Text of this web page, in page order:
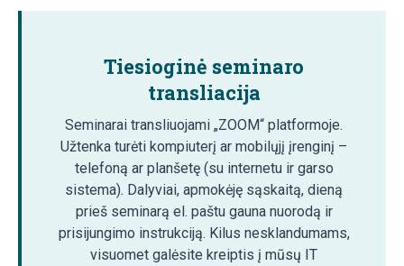
Tiesioginė seminaro
transliacija
Seminarai transliuojami „ZOOM“ platformoje.
Užtenka turėti kompiuterį ar mobilųjį įrenginį –
telefoną ar planšetę (su internetu ir garso
sistema). Dalyviai, apmokėję sąskaitą, dieną
prieš seminarą el. paštu gauna nuorodą ir
prisijungimo instrukciją. Kilus nesklandumams,
visuomet galėsite kreiptis į mūsų IT